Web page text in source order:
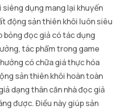
dụng mang lại khuyến
động sản thiên khôi luôn siêu
bỏng đọc giả có tác dụng
tác phẩm trong game
có chữa giá thực hóa
sản thiên khôi hoàn toàn
dạng thân căn nhà đọc giả
được. Điều này giúp sản